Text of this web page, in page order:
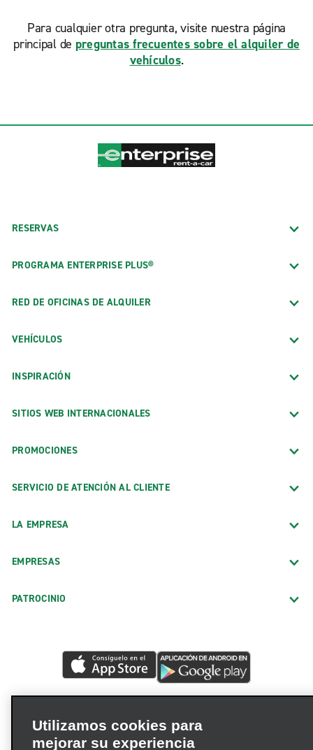
Para cualquier otra pregunta, visite nuestra página
principal de preguntas frecuentes sobre el alquiler de
vehículos.
RESERVAS
PROGRAMA ENTERPRISE PLUS®
RED DE OFICINAS DE ALQUILER
VEHÍCULOS
INSPIRACIÓN
SITIOS WEB INTERNACIONALES
PROMOCIONES
SERVICIO DE ATENCIÓN AL CLIENTE
LA EMPRESA
EMPRESAS
PATROCINIO
Utilizamos cookies para
mejorar su experiencia